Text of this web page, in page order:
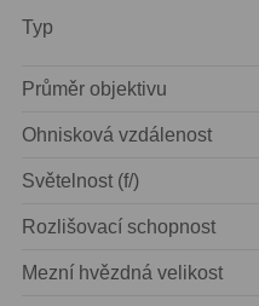
Amici hranoly 45°
Amici hranoly 90°
Pozorovací dalekohledy56
Kompaktní11
Typ
Průměr objektivu
Ohnisková vzdálenost
Světelnost (f/)
Rozlišovací schopnost
Mezní hvězdná velikost